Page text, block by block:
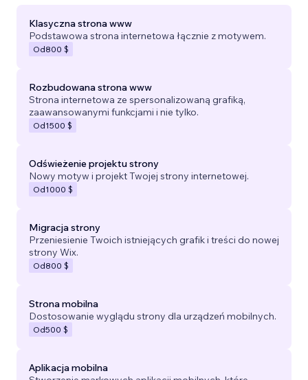
Klasyczna strona www
Podstawowa strona internetowa łącznie z motywem.
Od800 $
Rozbudowana strona www
Strona internetowa ze spersonalizowaną grafiką,
zaawansowanymi funkcjami i nie tylko.
Od1500 $
Odświeżenie projektu strony
Nowy motyw i projekt Twojej strony internetowej.
Od1000 $
Migracja strony
Przeniesienie Twoich istniejących grafik i treści do nowej
strony Wix.
Od800 $
Strona mobilna
Dostosowanie wyglądu strony dla urządzeń mobilnych.
Od500 $
Aplikacja mobilna